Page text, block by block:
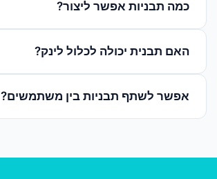
כמה תבניות אפשר ליצור?
האם תבנית יכולה לכלול לינק?
אפשר לשתף תבניות בין משתמשים?